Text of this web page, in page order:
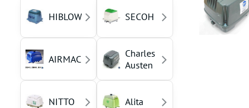
HIBLOW SECOH
AIRMAC
Charles
Austen
NITTO Alita